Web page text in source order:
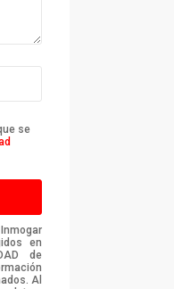
se
en
de
Al